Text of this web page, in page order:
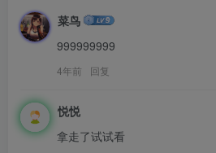
菜鸟
999999999
4年前 回复
悦悦
拿走了试试看